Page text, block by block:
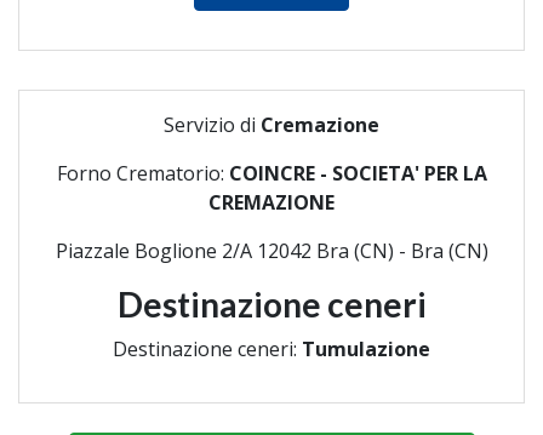
Servizio di Cremazione
Forno Crematorio: COINCRE - SOCIETA' PER LA
CREMAZIONE
Piazzale Boglione 2/A 12042 Bra (CN) - Bra (CN)
Destinazione ceneri
Destinazione ceneri: Tumulazione